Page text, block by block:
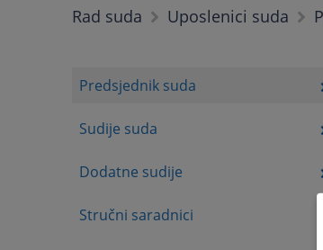
Rad suda Uposlenici suda
Predsjednik suda
Sudije suda
Dodatne sudije
Stručni saradnici